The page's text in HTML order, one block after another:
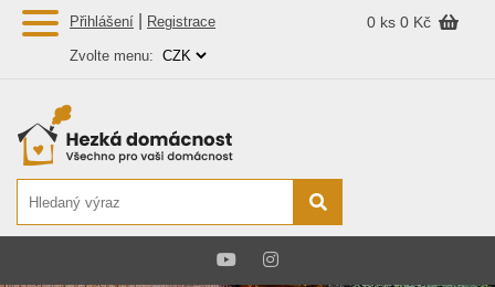
Přihlášení Registrace 0 ks 0 Kč
Zvolte menu: